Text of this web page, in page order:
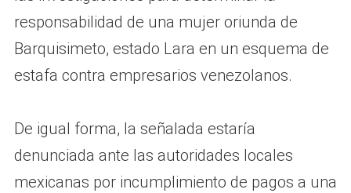
responsabilidad de una mujer oriunda de
Barquisimeto, estado Lara en un esquema de
estafa contra empresarios venezolanos.
De igual forma, la señalada estaría
denunciada ante las autoridades locales
mexicanas por incumplimiento de pagos a una